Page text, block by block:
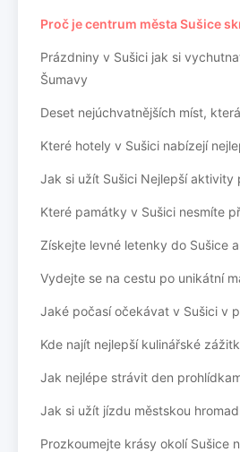
Proč je centrum města Sušice
Prázdniny v Sušici jak si
Šumavy
Deset nejúchvatnějších míst,
Které hotely v Sušici nabízejí
Jak si užít Sušici Nejlepší aktivity
Které památky v Sušici nesmíte
Získejte levné letenky do Sušice
Vydejte se na cestu po unikátní
Jaké počasí očekávat v Sušici v
Kde najít nejlepší kulinářské
Jak nejlépe strávit den
Jak si užít jízdu městskou
Prozkoumejte krásy okolí Sušice